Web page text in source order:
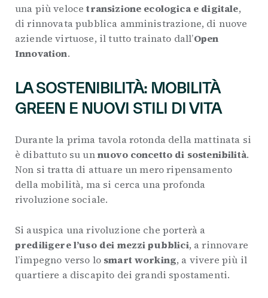
una più velocetransizione ecologica e digitale,
di rinnovata pubblica amministrazione, di nuove
aziende virtuose, il tutto trainato dall’Open
Innovation.
LA SOSTENIBILITÀ: MOBILITÀ
GREEN E NUOVI STILI DI VITA
Durante la prima tavola rotonda della mattinata si
è dibattuto su unnuovo concetto di sostenibilità.
Non si tratta di attuare un mero ripensamento
della mobilità, ma si cerca una profonda
rivoluzione sociale.
Si auspica una rivoluzione che porterà a
prediligere l’uso dei mezzi pubblici, a rinnovare
l’impegno verso lo smart working, a vivere più il
quartiere a discapito dei grandi spostamenti.